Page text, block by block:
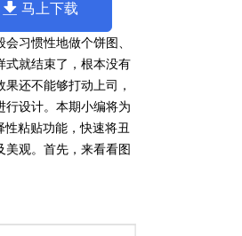
马上下载
习惯性地做个饼图、
式就结束了，根本没有
还不能够打动上司，
行设计。本期小编将为
粘贴功能，快速将丑
美观。首先，来看看图